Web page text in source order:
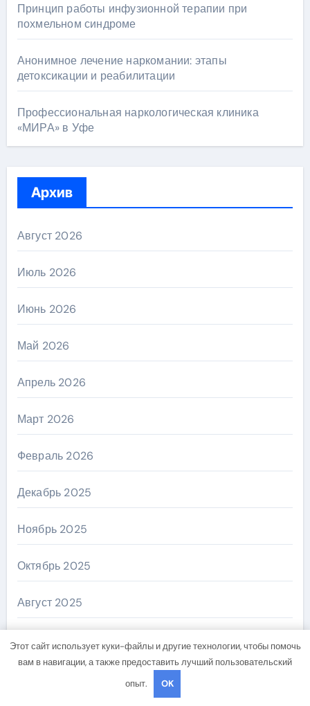
Принцип работы инфузионной терапии при
похмельном синдроме
Анонимное лечение наркомании: этапы
детоксикации и реабилитации
Профессиональная наркологическая клиника
«МИРА» в Уфе
Архив
Август 2026
Июль 2026
Июнь 2026
Май 2026
Апрель 2026
Март 2026
Февраль 2026
Декабрь 2025
Ноябрь 2025
Октябрь 2025
Август 2025
Май 2025
Этот сайт использует куки-файлы и другие технологии, чтобы помочь
вам в навигации, а также предоставить лучший пользовательский
опыт.
OK